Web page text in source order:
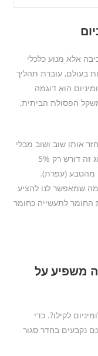
אלא מנוע כלכלי
בעולם, עוברת תהליך
הוא דוגמה
לכך. כיום, המתכות מהוות כ-4% ממשקל הפסולת הביתית,
אותו שוב ושוב מבלי
לפגוע באיכותו. תהליך של מיחזור מתכת מסוג זה דורש רק 5%
מהטבע (עפרת).
מה שמאפשר לנו להציע
החומר לתעשייה כחומר
משפיע על
לקילו?. כדי
נקבעים בחדר סגור